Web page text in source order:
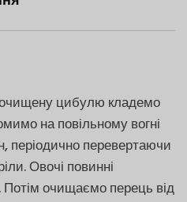
цибулю кладемо
на повільному вогні
періодично перевертаючи
Овочі повинні
Потім очищаємо перець від